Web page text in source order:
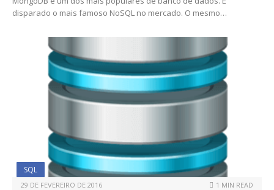
disparado o mais famoso NoSQL no mercado. O mesmo…
SQL
29 DE FEVEREIRO DE 2016 1 MIN READ